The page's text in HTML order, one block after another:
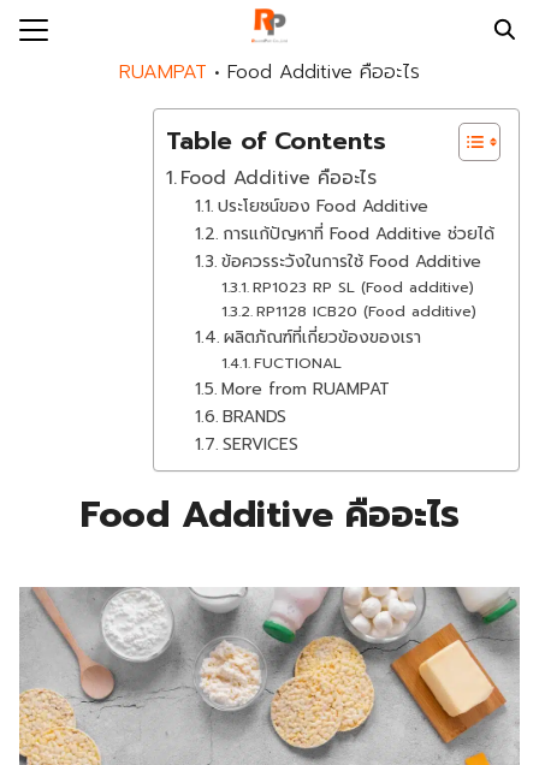
Skip
RUAMPAT • Food Additive คืออะไร
Table of Contents
Food Additive คืออะไร
ประโยชน์ของ Food Additive
การแก้ปัญหาที่ Food Additive ช่วยได้
ข้อควรระวังในการใช้ Food Additive
RP1023 RP SL (Food additive)
RP1128 ICB20 (Food additive)
ผลิตภัณฑ์ที่เกี่ยวข้องของเรา
FUCTIONAL
More from RUAMPAT
BRANDS
SERVICES
Food Additive คืออะไร